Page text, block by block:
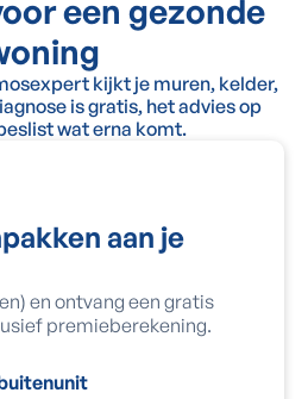
een gezonde
kijkt je muren, kelder,
is gratis, het advies op
wat erna komt.
aan je
en ontvang een gratis
premieberekening.